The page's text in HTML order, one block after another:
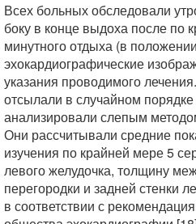
Всех больных обследовали
боку в конце выдоха после по
минутного отдыха (в
эхокардиографические
указания проводимого
отсылали в случайном порядке
анализировали слепым
Они рассчитывали средние
изучения по крайней мере 5
левого желудочка, толщину
перегородки и задней стенки
в соответствии с